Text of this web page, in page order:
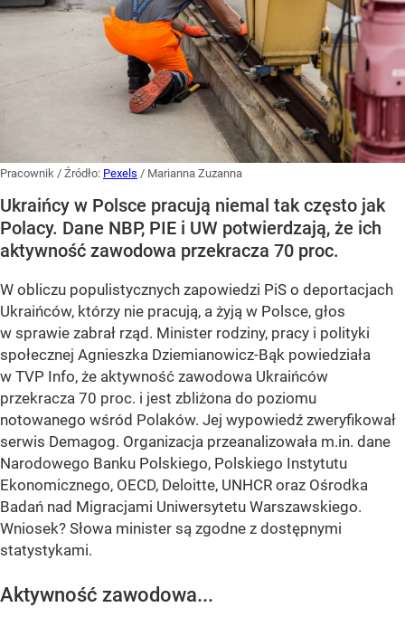
Pracownik / Źródło: Pexels / Marianna Zuzanna
Ukraińcy w Polsce pracują niemal tak często jak
Polacy. Dane NBP, PIE i UW potwierdzają, że ich
aktywność zawodowa przekracza 70 proc.
W obliczu populistycznych zapowiedzi PiS o deportacjach
Ukraińców, którzy nie pracują, a żyją w Polsce, głos
w sprawie zabrał rząd. Minister rodziny, pracy i polityki
społecznej Agnieszka Dziemianowicz-Bąk powiedziała
w TVP Info, że aktywność zawodowa Ukraińców
przekracza 70 proc. i jest zbliżona do poziomu
notowanego wśród Polaków. Jej wypowiedź zweryfikował
serwis Demagog. Organizacja przeanalizowała m.in. dane
Narodowego Banku Polskiego, Polskiego Instytutu
Ekonomicznego, OECD, Deloitte, UNHCR oraz Ośrodka
Badań nad Migracjami Uniwersytetu Warszawskiego.
Wniosek? Słowa minister są zgodne z dostępnymi
statystykami.
Aktywność zawodowa...